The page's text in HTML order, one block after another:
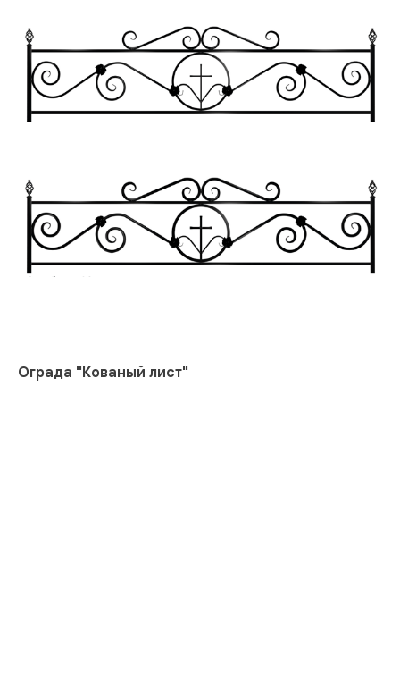
Ограда "Кованый лист"